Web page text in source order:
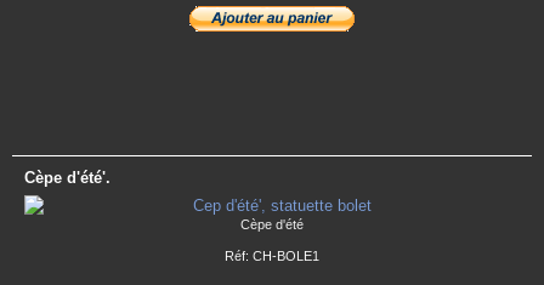
Cèpe d'été'.
Cèpe d'été
Réf: CH-BOLE1